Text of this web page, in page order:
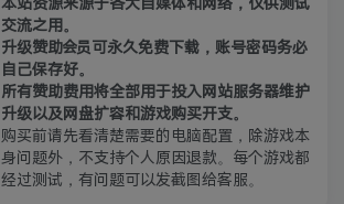
本站资源来源于各大自媒体和网络，仅供测试
交流之用。
升级赞助会员可永久免费下载，账号密码务必
自己保存好。
所有赞助费用将全部用于投入网站服务器维护
升级以及网盘扩容和游戏购买开支。
购买前请先看清楚需要的电脑配置，除游戏本
身问题外，不支持个人原因退款。每个游戏都
经过测试，有问题可以发截图给客服。